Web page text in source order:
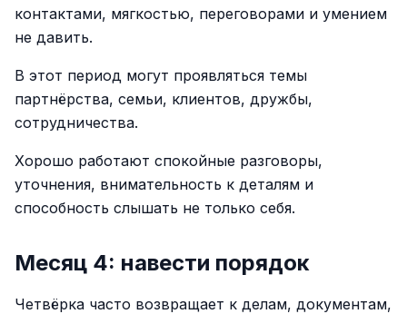
контактами, мягкостью, переговорами и умением
не давить.
В этот период могут проявляться темы
партнёрства, семьи, клиентов, дружбы,
сотрудничества.
Хорошо работают спокойные разговоры,
уточнения, внимательность к деталям и
способность слышать не только себя.
Месяц 4: навести порядок
Четвёрка часто возвращает к делам, документам,